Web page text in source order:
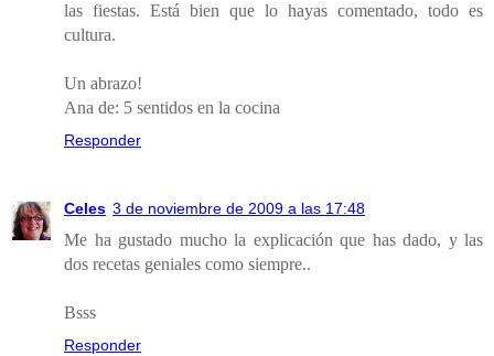
las fiestas. Está bien que lo hayas comentado, todo es
cultura.
Un abrazo!
Ana de: 5 sentidos en la cocina
Responder
Celes 3 de noviembre de 2009 a las 17:48
Me ha gustado mucho la explicación que has dado, y las
dos recetas geniales como siempre..
Bsss
Responder